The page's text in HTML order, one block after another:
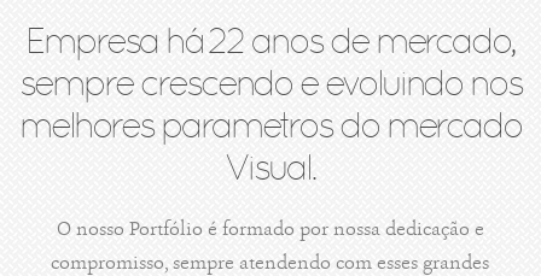
Empresa há 22 anos de mercado,
sempre crescendo e evoluindo nos
melhores parametros do mercado
Visual.
O nosso Portfólio é formado por nossa dedicação e
compromisso, sempre atendendo com esses grandes